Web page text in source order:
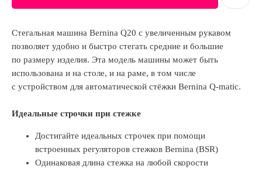
Стегальная машина Bernina Q20 с увеличенным рукавом
позволяет удобно и быстро стегать средние и большие
по размеру изделия. Эта модель машины может быть
использована и на столе, и на раме, в том числе
с устройством для автоматической стёжки Bernina Q-matic.
Идеальные строчки при стежке
Достигайте идеальных строчек при помощи
встроенных регуляторов стежков Bernina (BSR)
Одинаковая длина стежка на любой скорости